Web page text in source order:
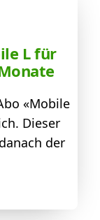
L für
«Mobile
Dieser
der